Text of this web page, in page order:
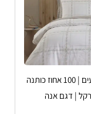
סט מצעים | 100 אחוז כותנה
| דגם אנה
ניתן
לבחור
את
האפשרויות
בעמוד